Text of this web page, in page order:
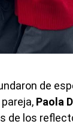
de
Paola
de los